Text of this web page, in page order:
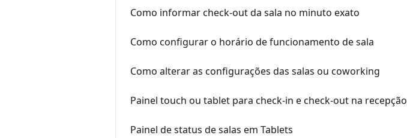
Como informar check-out da sala no minuto exato
Como configurar o horário de funcionamento de sala
Como alterar as configurações das salas ou coworking
Painel touch ou tablet para check-in e check-out na recepção
Painel de status de salas em Tablets